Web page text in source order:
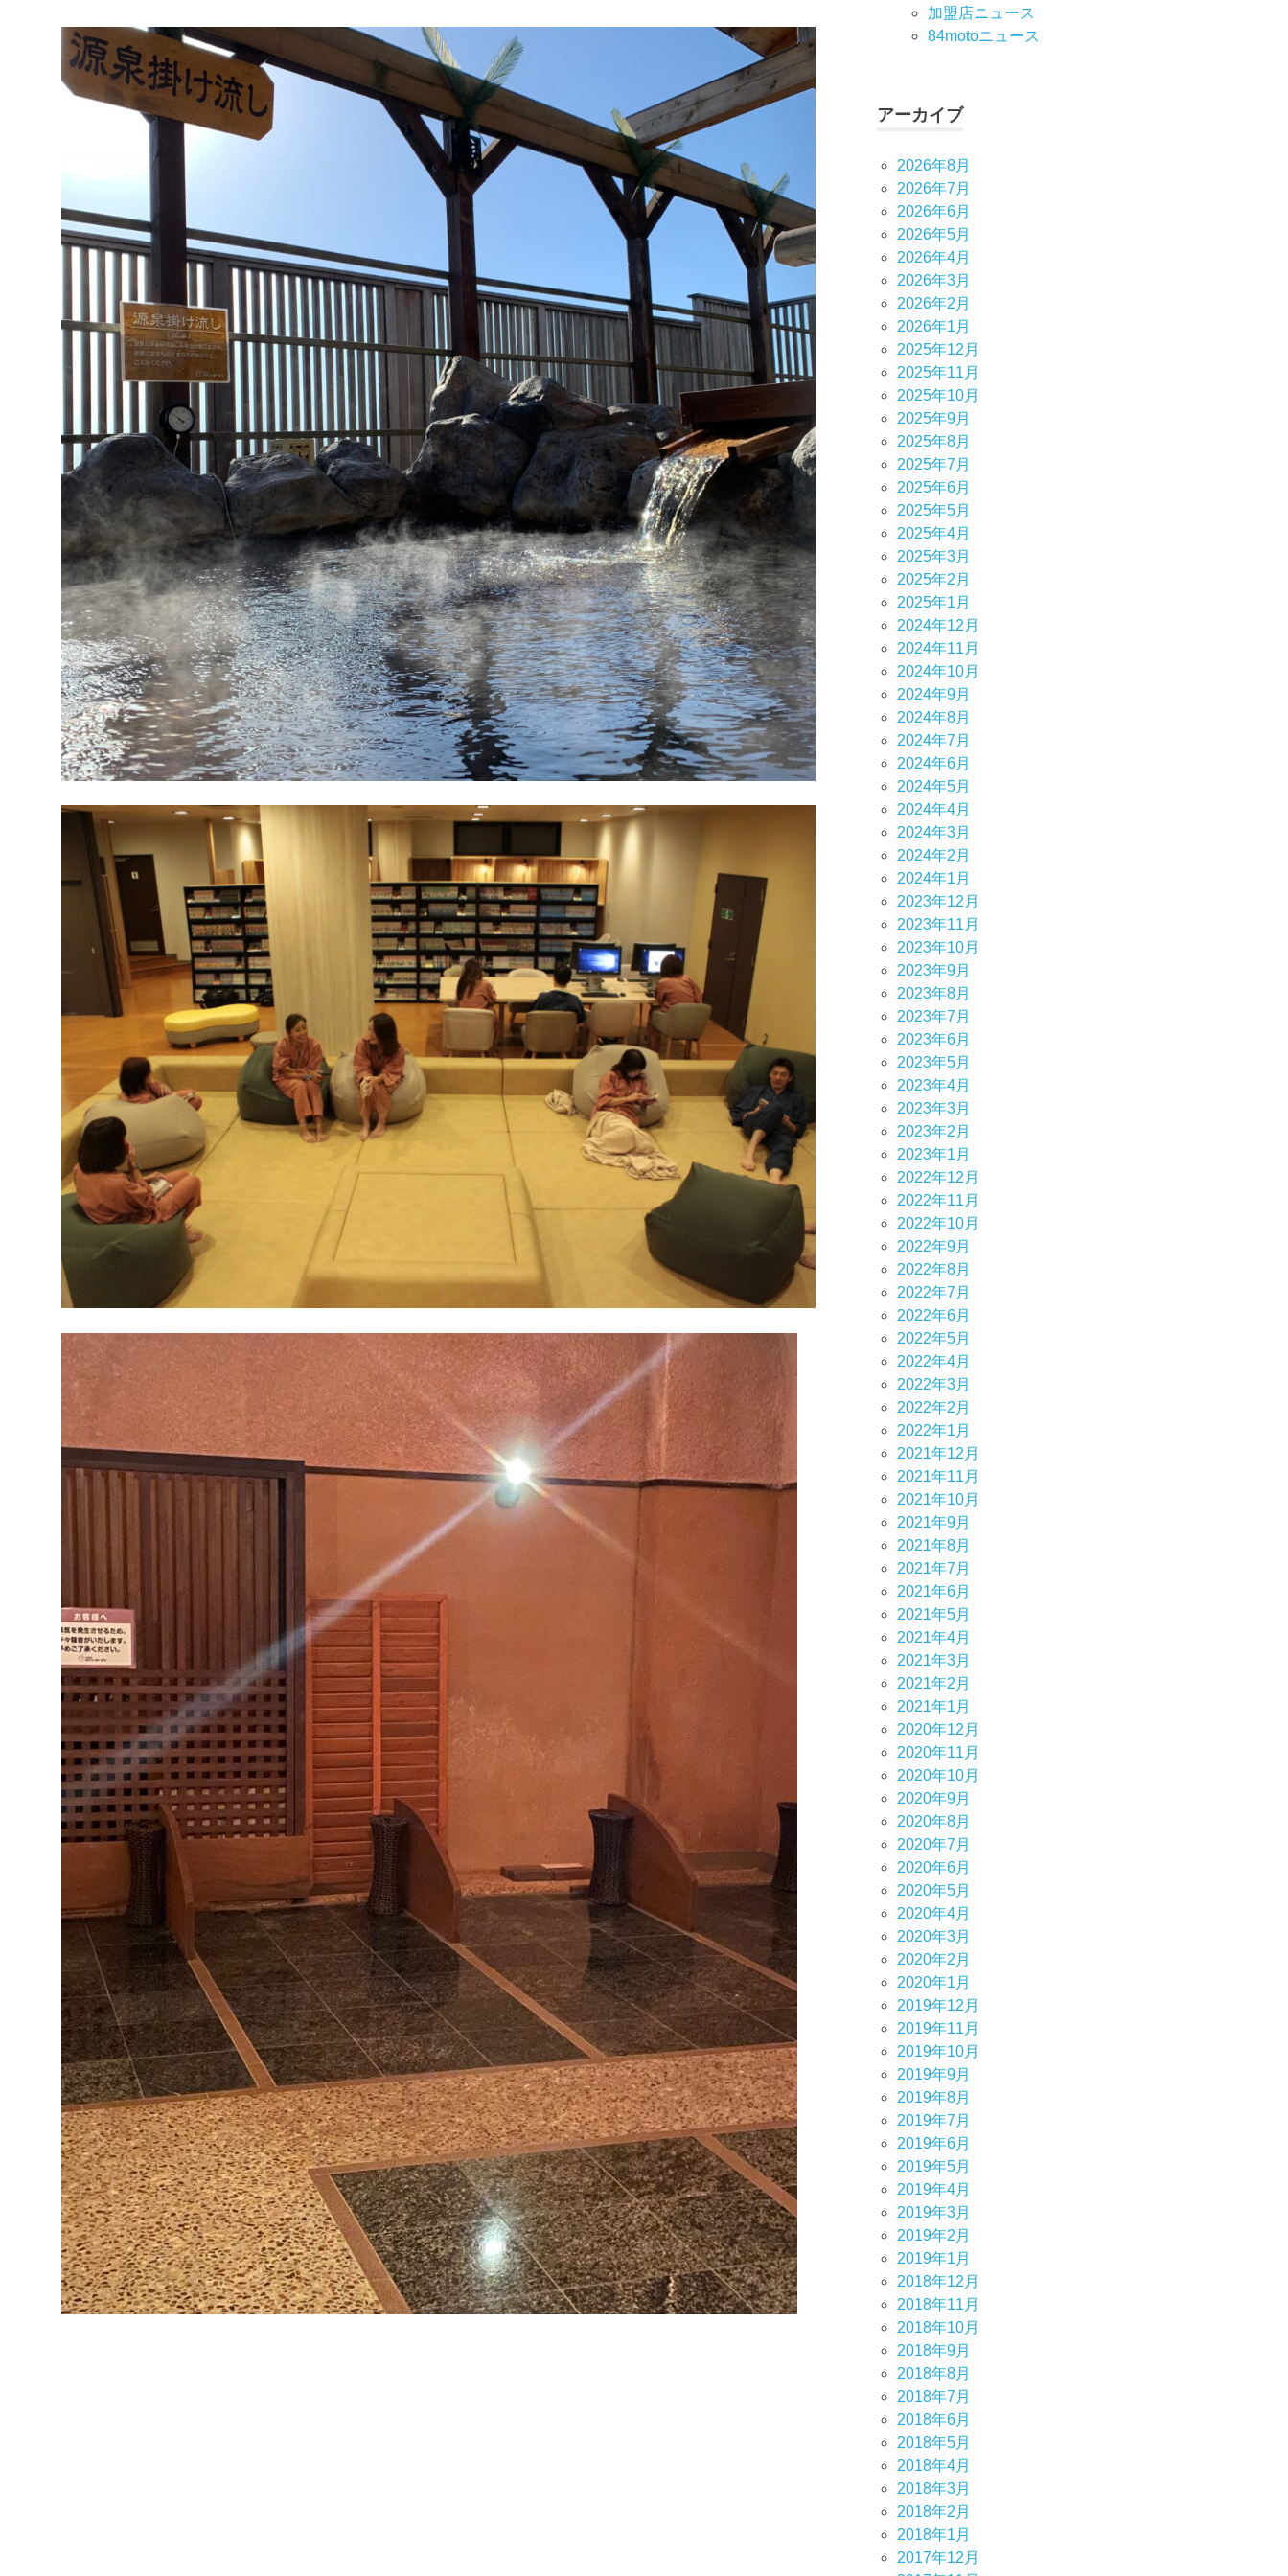
加盟店ニュース
84motoニュース
アーカイブ
2026年8月
2026年7月
2026年6月
2026年5月
2026年4月
2026年3月
2026年2月
2026年1月
2025年12月
2025年11月
2025年10月
2025年9月
2025年8月
2025年7月
2025年6月
2025年5月
2025年4月
2025年3月
2025年2月
2025年1月
2024年12月
2024年11月
2024年10月
2024年9月
2024年8月
2024年7月
2024年6月
2024年5月
2024年4月
2024年3月
2024年2月
2024年1月
2023年12月
2023年11月
2023年10月
2023年9月
2023年8月
2023年7月
2023年6月
2023年5月
2023年4月
2023年3月
2023年2月
2023年1月
2022年12月
2022年11月
2022年10月
2022年9月
2022年8月
2022年7月
2022年6月
2022年5月
2022年4月
2022年3月
2022年2月
2022年1月
2021年12月
2021年11月
2021年10月
2021年9月
2021年8月
2021年7月
2021年6月
2021年5月
2021年4月
2021年3月
2021年2月
2021年1月
2020年12月
2020年11月
2020年10月
2020年9月
2020年8月
2020年7月
2020年6月
2020年5月
2020年4月
2020年3月
2020年2月
2020年1月
2019年12月
2019年11月
2019年10月
2019年9月
2019年8月
2019年7月
2019年6月
2019年5月
2019年4月
2019年3月
2019年2月
2019年1月
2018年12月
2018年11月
2018年10月
2018年9月
2018年8月
2018年7月
2018年6月
2018年5月
2018年4月
2018年3月
2018年2月
2018年1月
2017年12月